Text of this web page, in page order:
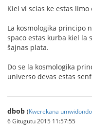
Kiel vi scias ke estas
La kosmologika principo
spaco estas kurba kiel la
ŝajnas plata.
Do se la kosmologika
universo devas estas
dbob (Kwerekana
6 Gitugutu 2015 11:57:55